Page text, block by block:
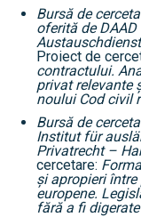
Bursă de
oferită de
Austauschdienst
Proiect de
contractului.
privat relevante
noului Cod civil
Bursă de
Institut für
Privatrecht –
cercetare:
şi apropieri
europene.
fără a fi